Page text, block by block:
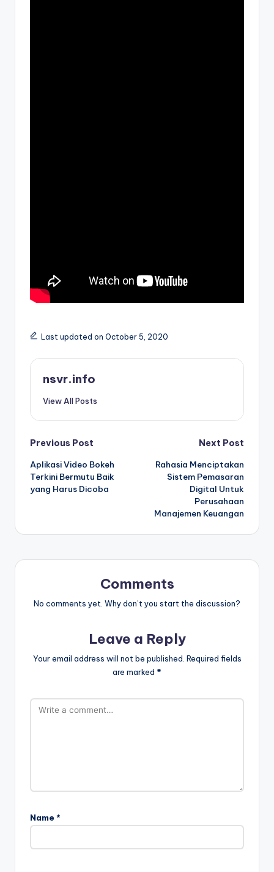
Last updated on October 5, 2020
nsvr.info
View All Posts
Post
navigation
Previous Post
Aplikasi Video Bokeh
Terkini Bermutu Baik
yang Harus Dicoba
Next Post
Rahasia Menciptakan
Sistem Pemasaran
Digital Untuk
Perusahaan
Manajemen Keuangan
Comments
No comments yet. Why don’t you start the discussion?
Leave a Reply
Your email address will not be published. Required fields
are marked *
Name *